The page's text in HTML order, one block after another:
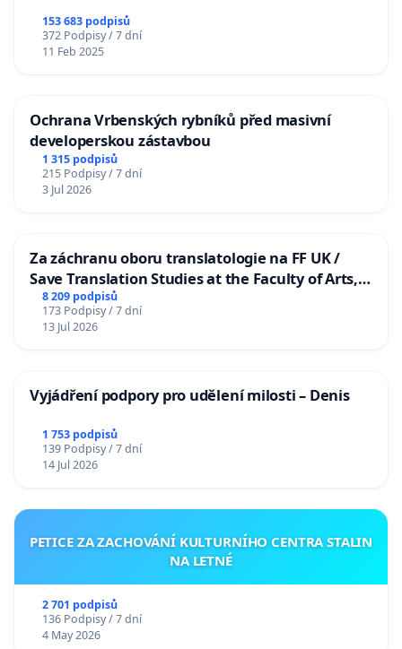
153 683 podpisů
372 Podpisy / 7 dní
11 Feb 2025
Ochrana Vrbenských rybníků před masivní
developerskou zástavbou
1 315 podpisů
215 Podpisy / 7 dní
3 Jul 2026
Za záchranu oboru translatologie na FF UK /
Save Translation Studies at the Faculty of Arts,
Charles University
8 209 podpisů
173 Podpisy / 7 dní
13 Jul 2026
Vyjádření podpory pro udělení milosti – Denis
1 753 podpisů
139 Podpisy / 7 dní
14 Jul 2026
PETICE ZA ZACHOVÁNÍ KULTURNÍHO CENTRA STALIN
NA LETNÉ
2 701 podpisů
136 Podpisy / 7 dní
4 May 2026